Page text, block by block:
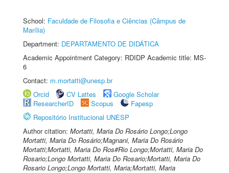
School: Faculdade de Filosofia e Ciências (Câmpus de
Marília)
Department: DEPARTAMENTO DE DIDÁTICA
Academic Appointment Category: RDIDP Academic title: MS-
6
Contact: m.mortatti@unesp.br
Orcid
CV Lattes
Google Scholar
ResearcherID
Scopus
Fapesp
Repositório Institucional UNESP
Author citation: Mortatti, Maria Do Rosário Longo;Longo
Mortatti, Maria Do Rosário;Magnani, Maria Do Rosário
Mortatti;Mortatti, Maria Do Ros#Rio Longo;Mortatti, Maria Do
Rosario;Longo Mortatti, Maria Do Rosario;Mortatti, Maria Do
Rosario Longo;Longo Mortatti, Maria;Mortatti, Maria